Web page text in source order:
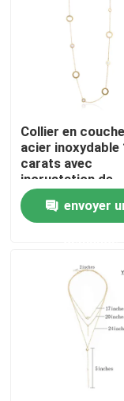
Visite d'usine
Contrôle de
Contactez-nous
Nouvelles
Bracelet en
Collier en acier
Boucle
Collier en
acier inoxydable
carats avec
incrustation de
coquillages
Colliers
or
envoyer